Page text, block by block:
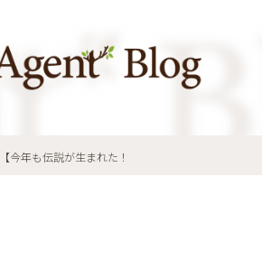
【今年も伝説が生まれた！